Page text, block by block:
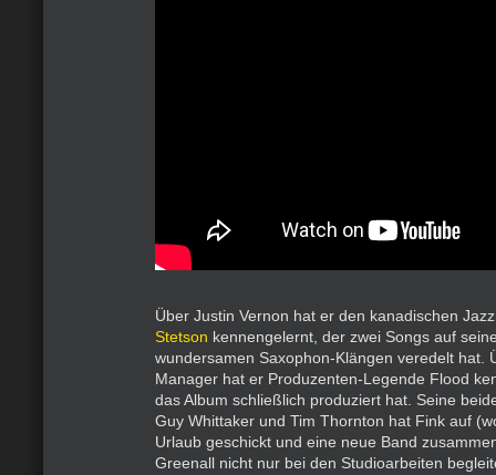
Über Justin Vernon hat er den kanadischen
Stetson kennengelernt, der zwei Songs auf
wundersamen Saxophon-Klängen veredelt hat.
Manager hat er Produzenten-Legende Flood
das Album schließlich produziert hat. Seine
Guy Whittaker und Tim Thornton hat Fink auf
Urlaub geschickt und eine neue Band
Greenall nicht nur bei den Studioarbeiten